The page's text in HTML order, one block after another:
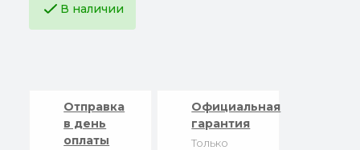
В наличии
Отправка
в день
оплаты
Официальная
гарантия
Только